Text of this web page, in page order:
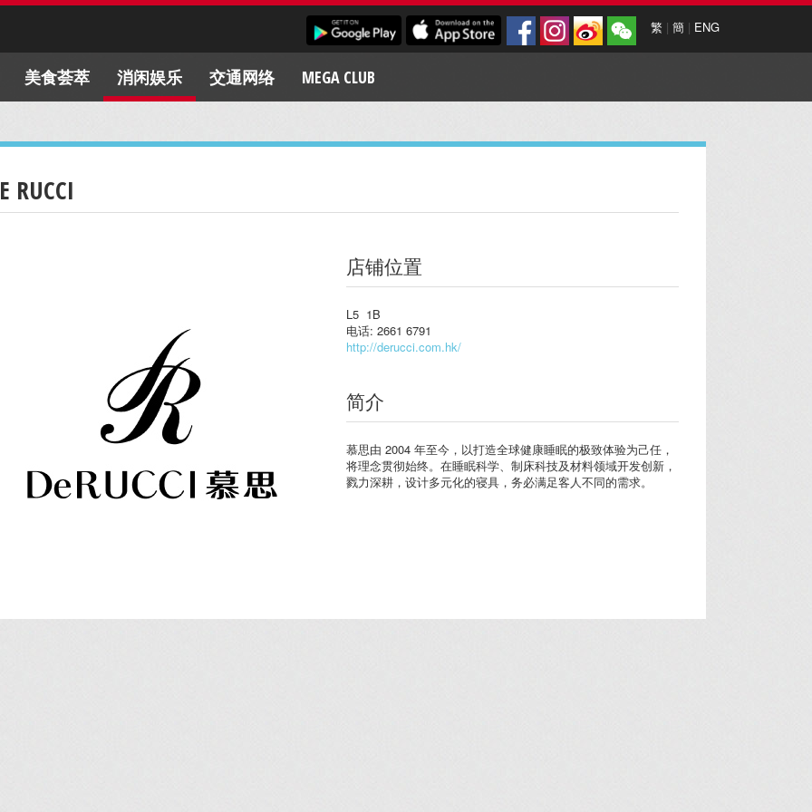
繁 | 簡 | ENG
美食荟萃 消闲娱乐 交通网络 MEGA CLUB
RUCCI
店铺位置
L5 1B
电话: 2661 6791
http://derucci.com.hk/
简介
慕思由 2004 年至今，以打造全球健康睡眠的极致体验为己任，
将理念贯彻始终。在睡眠科学、制床科技及材料领域开发创新，
戮力深耕，设计多元化的寝具，务必满足客人不同的需求。